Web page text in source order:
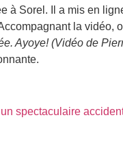
à Sorel. Il a mis en
la vidéo,
Ayoye! (Vidéo de
spectaculaire